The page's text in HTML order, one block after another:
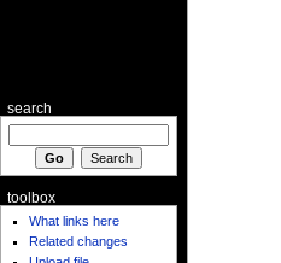
search
toolbox
What links here
Related changes